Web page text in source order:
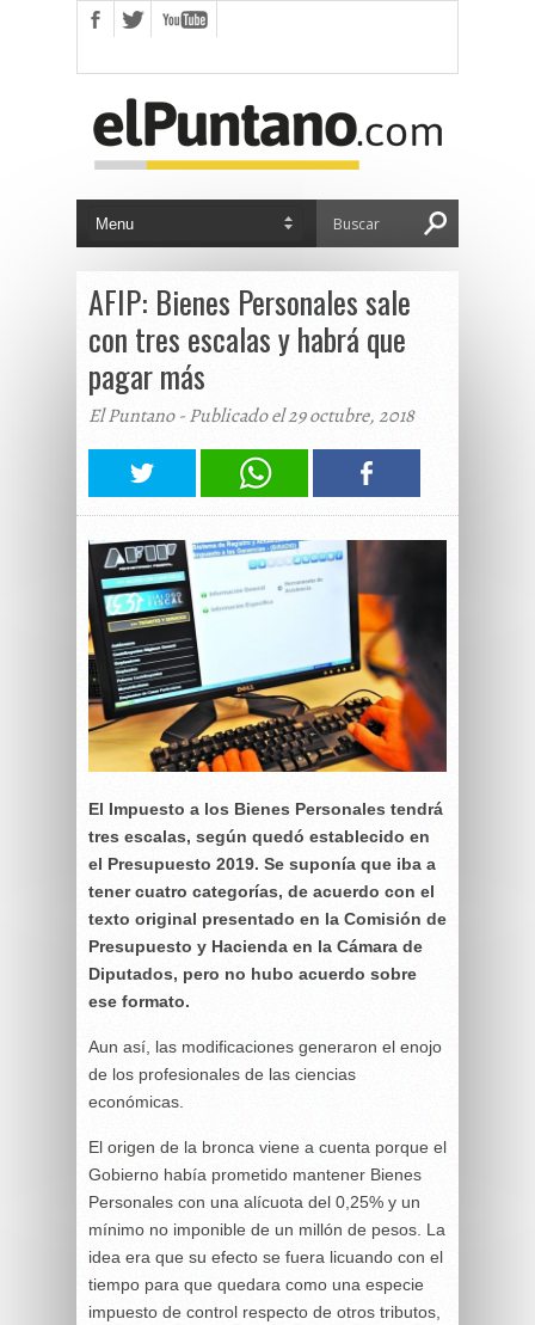
AFIP: Bienes Personales sale
con tres escalas y habrá que
pagar más
El Puntano - Publicado el 29 octubre, 2018
El Impuesto a los Bienes Personales tendrá
tres escalas, según quedó establecido en
el Presupuesto 2019. Se suponía que iba a
tener cuatro categorías, de acuerdo con el
texto original presentado en la Comisión de
Presupuesto y Hacienda en la Cámara de
Diputados, pero no hubo acuerdo sobre
ese formato.
Aun así, las modificaciones generaron el enojo
de los profesionales de las ciencias
económicas.
El origen de la bronca viene a cuenta porque el
Gobierno había prometido mantener Bienes
Personales con una alícuota del 0,25% y un
mínimo no imponible de un millón de pesos. La
idea era que su efecto se fuera licuando con el
tiempo para que quedara como una especie
impuesto de control respecto de otros tributos,